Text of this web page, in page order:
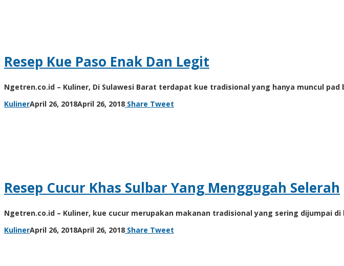
Resep Kue Paso Enak Dan Legit
Ngetren.co.id – Kuliner, Di Sulawesi Barat terdapat kue tradisional yang hanya muncul
KulinerApril 26, 2018April 26, 2018by
Share Tweet
Resep Cucur Khas Sulbar Yang Menggugah Selerah
Ngetren.co.id – Kuliner, kue cucur merupakan makanan tradisional yang sering dijumpai
KulinerApril 26, 2018April 26, 2018by
Share Tweet